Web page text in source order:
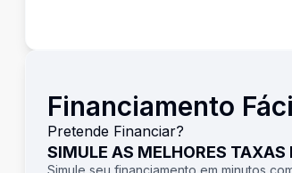
Financiamento
Pretende Financiar?
SIMULE AS MELHORES TAXAS
Simule seu financiamento em minutos